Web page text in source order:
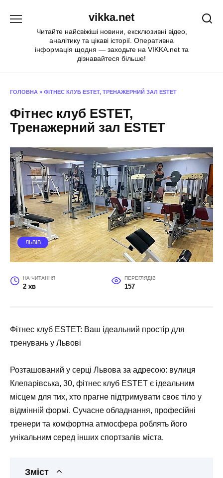
vikka.net
Читайте найсвіжіші новини, ексклюзивні відео,
аналітику та цікаві історії. Оперативна
інформація щодня — заходьте на VIKKA.net та
дізнавайтеся більше!
ГОЛОВНА » ФІТНЕС КЛУБ ESTET, ТРЕНАЖЕРНИЙ ЗАЛ ESTET
Фітнес клуб ESTET,
Тренажерний зал ESTET
ЛЬВІВ
НА ЧИТАННЯ
2 хв
ПЕРЕГЛЯДІВ
157
Фітнес клуб ESTET: Ваш ідеальний простір для
тренувань у Львові
Розташований у серці Львова за адресою: вулиця
Клепарівська, 30, фітнес клуб ESTET є ідеальним
місцем для тих, хто прагне підтримувати своє тіло у
відмінній формі. Сучасне обладнання, професійні
тренери та комфортна атмосфера роблять його
унікальним серед інших спортзалів міста.
Зміст